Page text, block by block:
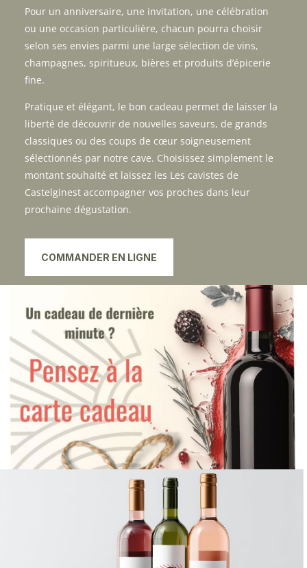
Pour un anniversaire, une invitation, une célébration
ou une occasion particulière, chacun pourra choisir
selon ses envies parmi une large sélection de vins,
champagnes, spiritueux, bières et produits d’épicerie
fine.
Pratique et élégant, le bon cadeau permet de laisser la
liberté de découvrir de nouvelles saveurs, de grands
classiques ou des coups de cœur soigneusement
sélectionnés par notre cave. Choisissez simplement le
montant souhaité et laissez les Les cavistes de
Castelginest accompagner vos proches dans leur
prochaine dégustation.
COMMANDER EN LIGNE